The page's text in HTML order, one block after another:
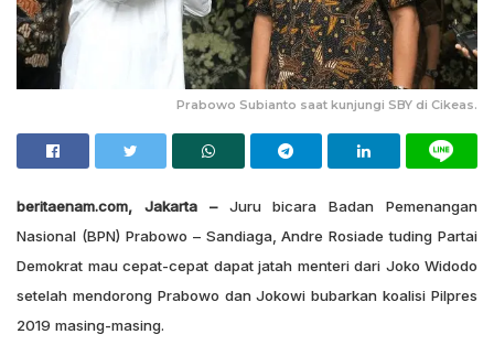
Prabowo Subianto saat kunjungi SBY di Cikeas.
beritaenam.com, Jakarta –Juru bicara Badan Pemenangan
Nasional (BPN) Prabowo – Sandiaga, Andre Rosiade tuding Partai
Demokrat mau cepat-cepat dapat jatah menteri dari Joko Widodo
setelah mendorong Prabowo dan Jokowi bubarkan koalisi Pilpres
2019 masing-masing.